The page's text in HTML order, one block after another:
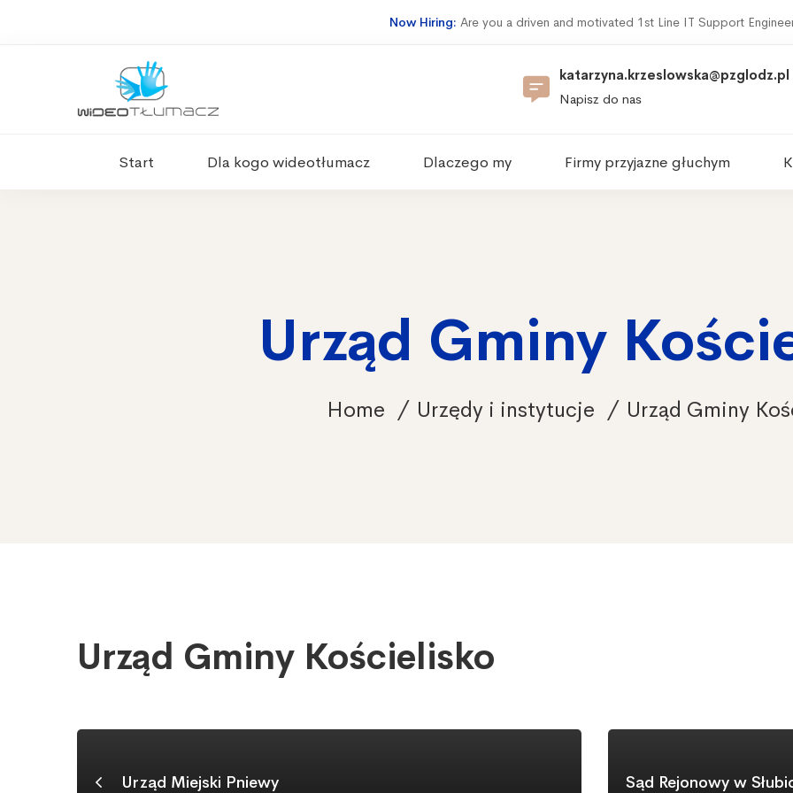
Now Hiring: Are you a driven and motivated 1st Line IT Support
katarzyna.krzeslowska@pzglodz.pl
Napisz do nas
Start Dla kogo wideotłumacz Dlaczego my Firmy przyjazne głuchym
Urząd Gminy
Home Urzędy i instytucje Urząd Gminy
Urząd
Gminy
Urząd Gminy Kościelisko
Urząd Miejski Pniewy Sąd Rejonowy w